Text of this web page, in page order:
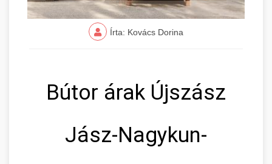
Írta: Kovács Dorina
Bútor árak Újszász
Jász-Nagykun-